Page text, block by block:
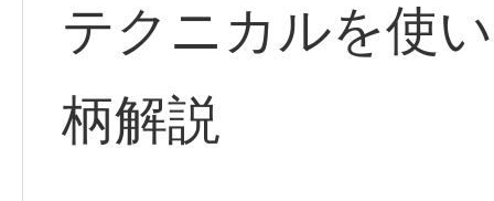
テクニカルを使
柄解説